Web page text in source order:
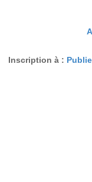
Inscription à :